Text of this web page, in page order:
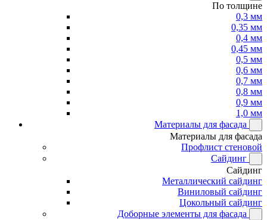
По толщине
0,3 мм
0,35 мм
0,4 мм
0,45 мм
0,5 мм
0,6 мм
0,7 мм
0,8 мм
0,9 мм
1,0 мм
Материалы для фасада
Материалы для фасада
Профлист стеновой
Сайдинг
Сайдинг
Металлический сайдинг
Виниловый сайдинг
Цокольный сайдинг
Доборные элементы для фасада